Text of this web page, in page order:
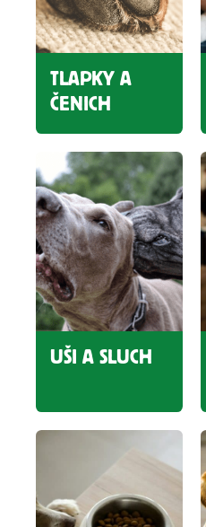
TLAPKY A
ČENICH
UŠI A SLUCH